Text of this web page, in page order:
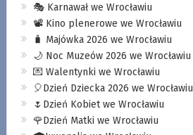
🎭 Karnawał we Wrocławiu
📽️ Kino plenerowe we Wrocławiu
🧳 Majówka 2026 we Wrocławiu
🌙 Noc Muzeów 2026 we Wrocławiu
💌 Walentynki we Wrocławiu
🎈Dzień Dziecka 2026 we Wrocławiu
🌷Dzień Kobiet we Wrocławiu
🌹Dzień Matki we Wrocławiu